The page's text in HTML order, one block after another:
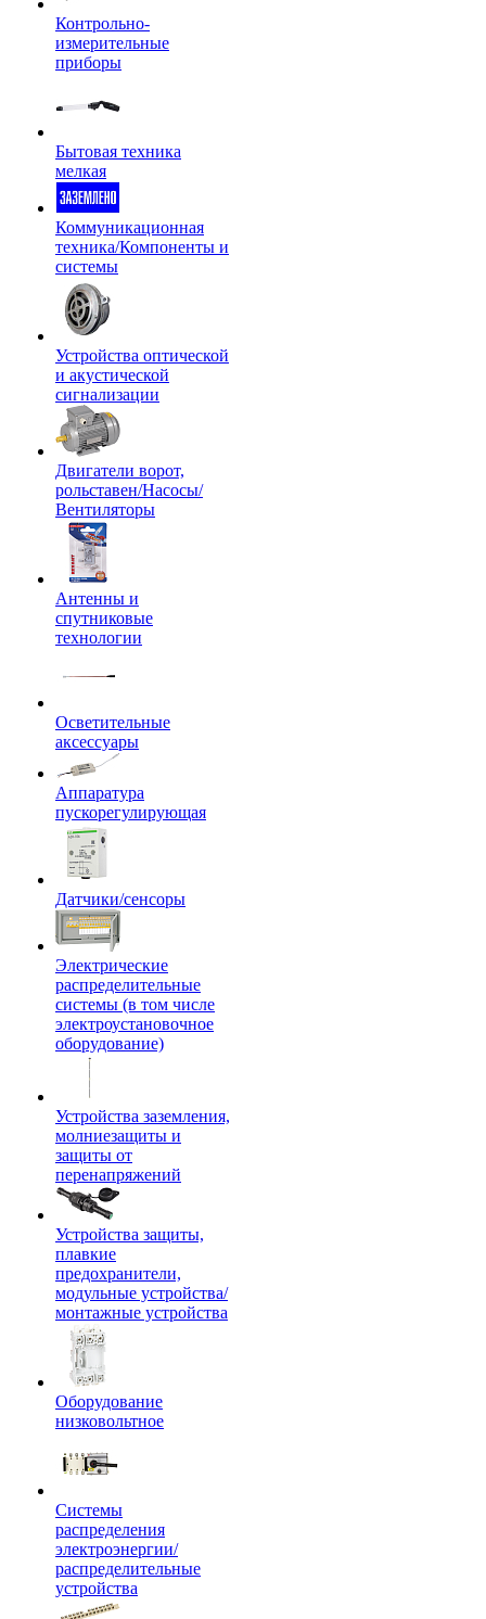
Контрольно-
измерительные
приборы
Бытовая техника
мелкая
Коммуникационная
техника/Компоненты и
системы
Устройства оптической
и акустической
сигнализации
Двигатели ворот,
рольставен/Насосы/
Вентиляторы
Антенны и
спутниковые
технологии
Осветительные
аксессуары
Аппаратура
пускорегулирующая
Датчики/сенсоры
Электрические
распределительные
системы (в том числе
электроустановочное
оборудование)
Устройства заземления,
молниезащиты и
защиты от
перенапряжений
Устройства защиты,
плавкие
предохранители,
модульные устройства/
монтажные устройства
Оборудование
низковольтное
Системы
распределения
электроэнергии/
распределительные
устройства